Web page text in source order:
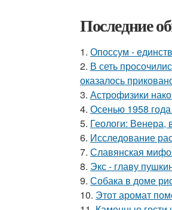
Последние
1. Опоссум -
2. В сеть
оказалось
3. Астрофизики
4. Осенью 1958
5. Геологи: Венера,
6. Исследование
7. Славянская
8. Экс - главу
9. Собака в доме
10. Этот аромат